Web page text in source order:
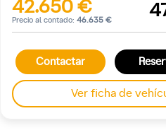
42.650 €
Precio al contado: 46.635 €
Contactar
Ver ficha de